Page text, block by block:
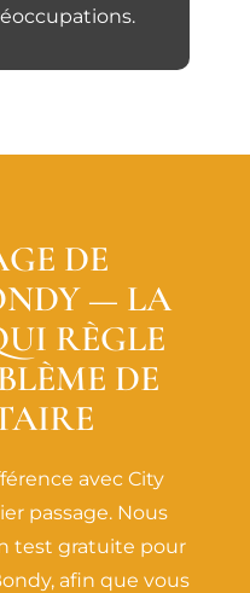
DE
— LA
RÈGLE
DE
avec City
passage. Nous
test gratuite pour
afin que vous